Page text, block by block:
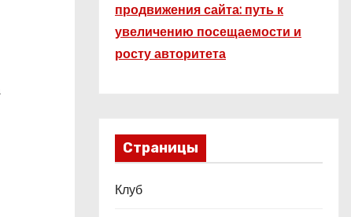
продвижения сайта: путь к
увеличению посещаемости и
росту авторитета
Страницы
Клуб